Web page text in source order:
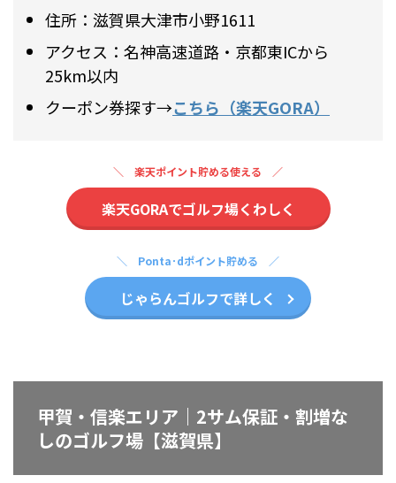
住所：滋賀県大津市小野1611
アクセス：名神高速道路・京都東ICから
25km以内
クーポン券探す→こちら（楽天GORA）
楽天ポイント貯める使える
楽天GORAでゴルフ場くわしく
Ponta･dポイント貯める
じゃらんゴルフで詳しく
甲賀・信楽エリア｜2サム保証・割増な
しのゴルフ場【滋賀県】